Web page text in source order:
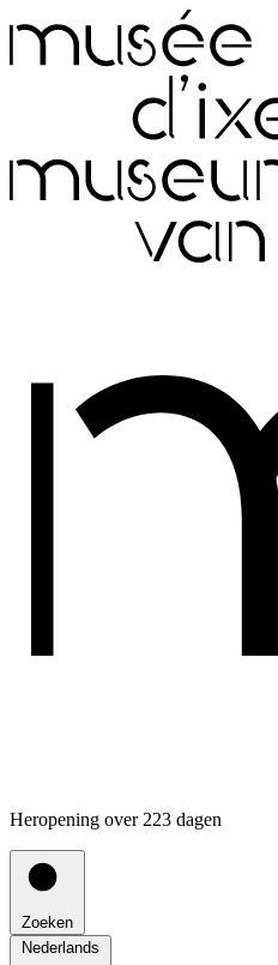
Heropening over 223 dagen
Zoeken
Nederlands